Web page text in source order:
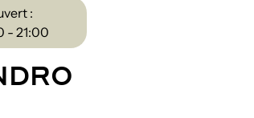
:
- 21:00